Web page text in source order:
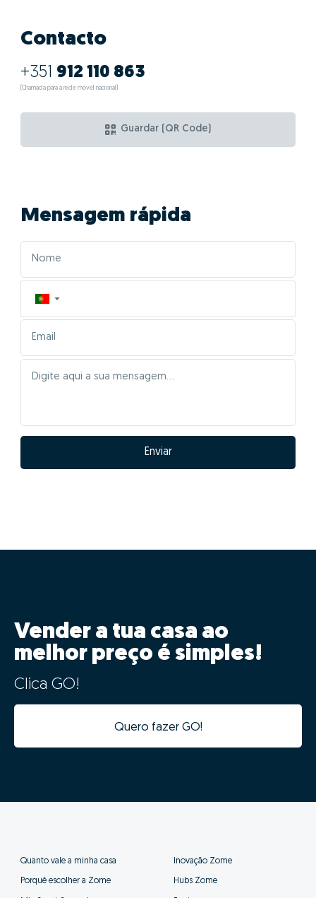
Contacto
+351 912 110 863
(Chamada para a rede móvel nacional)
Guardar (QR Code)
Mensagem rápida
▼
Enviar
Vender a tua casa ao
melhor preço é simples!
Clica GO!
Quero fazer GO!
Quanto vale a minha casa
Porquê escolher a Zome
Inovação Zome
Hubs Zome